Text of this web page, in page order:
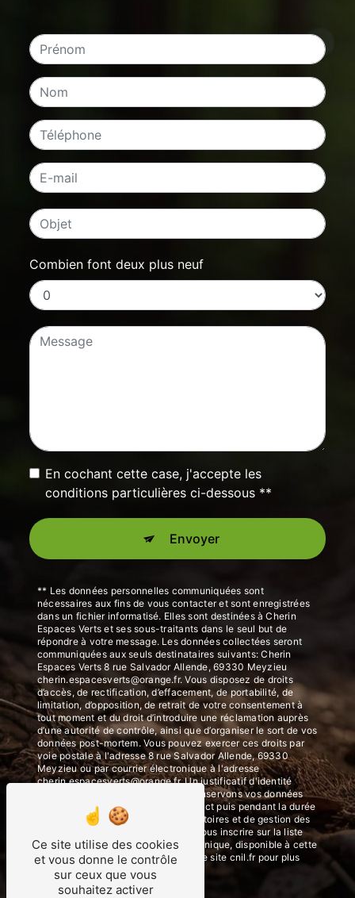
Combien font deux plus neuf
En cochant cette case, j'accepte les
conditions particulières ci-dessous **
Envoyer
** Les données personnelles communiquées sont
nécessaires aux fins de vous contacter et sont enregistrées
dans un fichier informatisé. Elles sont destinées à Cherin
Espaces Verts et ses sous-traitants dans le seul but de
répondre à votre message. Les données collectées seront
communiquées aux seuls destinataires suivants: Cherin
Espaces Verts 8 rue Salvador Allende, 69330 Meyzieu
cherin.espacesverts@orange.fr. Vous disposez de droits
d’accès, de rectification, d’effacement, de portabilité, de
limitation, d’opposition, de retrait de votre consentement à
tout moment et du droit d’introduire une réclamation auprès
d’une autorité de contrôle, ainsi que d’organiser le sort de vos
données post-mortem. Vous pouvez exercer ces droits par
voie postale à l'adresse 8 rue Salvador Allende, 69330
Meyzieu ou par courrier électronique à l'adresse
cherin.espacesverts@orange.fr. Un justificatif d'identité
pourra vous être demandé. Nous conservons vos données
pendant la période de prise de contact puis pendant la durée
de prescription légale aux fins probatoires et de gestion des
contentieux. Vous avez le droit de vous inscrire sur la liste
d'opposition au démarchage téléphonique, disponible à cette
adresse:Bloctel.gouv.fr. Consultez le site cnil.fr pour plus
d’informations sur vos droits.
Ce site utilise des cookies
et vous donne le contrôle
sur ceux que vous
souhaitez activer